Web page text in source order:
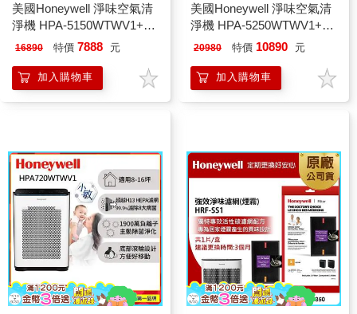
美國Honeywell 淨味空氣清
淨機 HPA-5150WTWV1+空
氣清淨機HPA-030WTW
16890 特價 7888 元
加入購物車
美國Honeywell 淨味空氣清
淨機 HPA-5250WTWV1+空
氣清淨機HPA-030WTW
20980 特價 10890 元
加入購物車